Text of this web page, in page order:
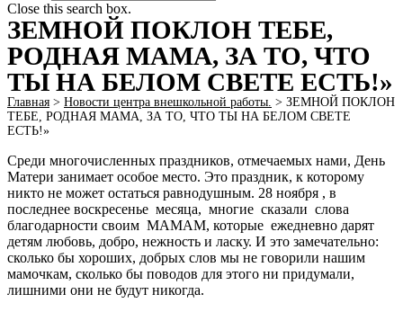
Close this search box.
ЗЕМНОЙ ПОКЛОН ТЕБЕ,
РОДНАЯ МАМА, ЗА ТО, ЧТО
ТЫ НА БЕЛОМ СВЕТЕ ЕСТЬ!»
Главная > Новости центра внешкольной работы. > ЗЕМНОЙ ПОКЛОН
ТЕБЕ, РОДНАЯ МАМА, ЗА ТО, ЧТО ТЫ НА БЕЛОМ СВЕТЕ
ЕСТЬ!»
Среди многочисленных праздников, отмечаемых нами, День
Матери занимает особое место. Это праздник, к которому
никто не может остаться равнодушным. 28 ноября , в
последнее воскресенье месяца, многие сказали слова
благодарности своим МАМАМ, которые ежедневно дарят
детям любовь, добро, нежность и ласку. И это замечательно:
сколько бы хороших, добрых слов мы не говорили нашим
мамочкам, сколько бы поводов для этого ни придумали,
лишними они не будут никогда.